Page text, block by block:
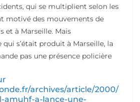
qui se multiplient selon les
motivé des mouvements de
et à Marseille. Mais
s’était produit à Marseille, la
pas une présence policière
archives/article/2000/
amuhf-a-lance-une-